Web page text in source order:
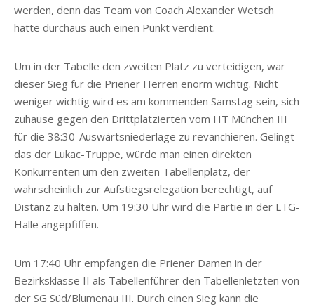
werden, denn das Team von Coach Alexander Wetsch
hätte durchaus auch einen Punkt verdient.
Um in der Tabelle den zweiten Platz zu verteidigen, war
dieser Sieg für die Priener Herren enorm wichtig. Nicht
weniger wichtig wird es am kommenden Samstag sein, sich
zuhause gegen den Drittplatzierten vom HT München III
für die 38:30-Auswärtsniederlage zu revanchieren. Gelingt
das der Lukac-Truppe, würde man einen direkten
Konkurrenten um den zweiten Tabellenplatz, der
wahrscheinlich zur Aufstiegsrelegation berechtigt, auf
Distanz zu halten. Um 19:30 Uhr wird die Partie in der LTG-
Halle angepfiffen.
Um 17:40 Uhr empfangen die Priener Damen in der
Bezirksklasse II als Tabellenführer den Tabellenletzten von
der SG Süd/Blumenau III. Durch einen Sieg kann die